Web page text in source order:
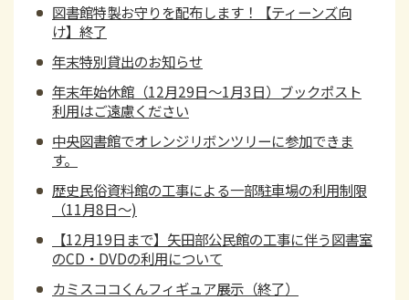
図書館特製お守りを配布します！【ティーンズ向
け】終了
年末特別貸出のお知らせ
年末年始休館（12月29日～1月3日）ブックポスト
利用はご遠慮ください
中央図書館でオレンジリボンツリーに参加できま
す。
歴史民俗資料館の工事による一部駐車場の利用制限
（11月8日～)
【12月19日まで】矢田部公民館の工事に伴う図書室
のCD・DVDの利用について
カミスココくんフィギュア展示（終了）